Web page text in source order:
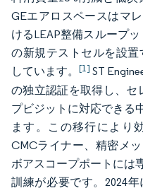
GEエアロスペースはマ
けるLEAP整備スループ
の新規テストセルを設置
しています。[1] ST
の独立認証を取得し、セ
プビジットに対応できる
ます。この移行により
CMCライナー、精密メ
ボアスコープポートには
訓練が必要です。2024